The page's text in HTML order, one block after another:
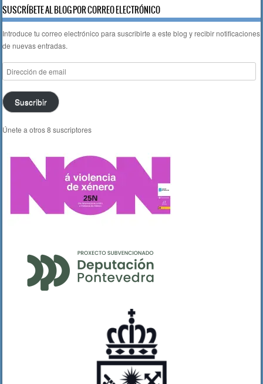
SUSCRÍBETE AL BLOG POR CORREO ELECTRÓNICO
Introduce tu correo electrónico para suscribirte a este blog y recibir notificaciones
de nuevas entradas.
Dirección
de
email
Suscribir
Únete a otros 8 suscriptores